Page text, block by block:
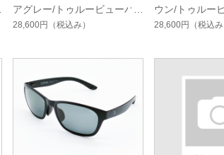
アグレー/トゥルービューハ
ードマルチシングルコート
28,600円 （税込み）
ウン/トゥルー
マルチシングル
28,600円 （税込み